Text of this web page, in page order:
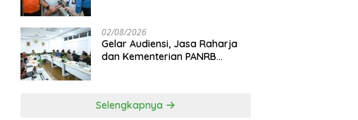
02/08/2026
Gelar Audiensi, Jasa Raharja
dan Kementerian PANRB
Selengkapnya